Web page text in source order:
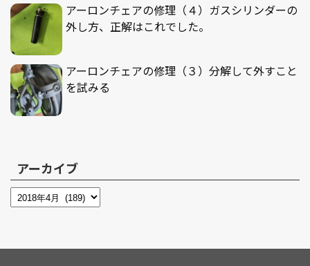
アーロンチェアの修理（４）ガスシリンダーの
外し方、正解はこれでした。
アーロンチェアの修理（３）分解して外すこと
を試みる
アーカイブ